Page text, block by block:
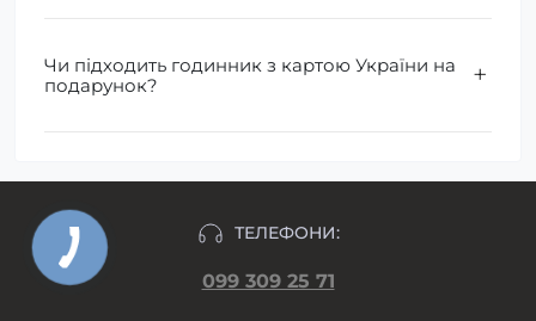
Чи підходить годинник з картою України на
подарунок?
ТЕЛЕФОНИ:
099 309 25 71